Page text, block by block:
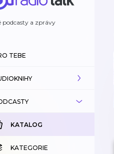
podcasty a zprávy
TEBE
KATALOG
KOUPENÉ
KATEGORIE
KATALOG
KATEGORIE